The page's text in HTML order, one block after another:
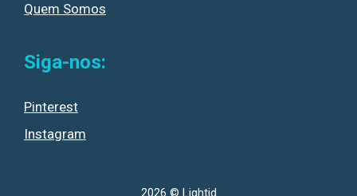
Quem Somos
Siga-nos:
Pinterest
Instagram
2026 © Lightid